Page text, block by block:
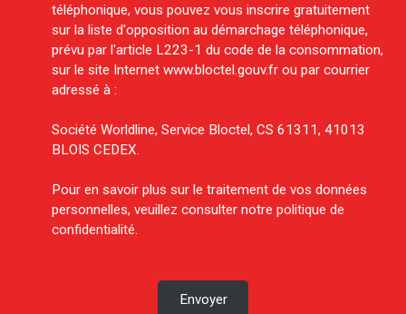
téléphonique, vous pouvez vous inscrire gratuitement
sur la liste d'opposition au démarchage téléphonique,
prévu par l'article L223-1 du code de la consommation,
sur le site Internet www.bloctel.gouv.fr ou par courrier
adressé à :
Société Worldline, Service Bloctel, CS 61311, 41013
BLOIS CEDEX.
Pour en savoir plus sur le traitement de vos données
personnelles, veuillez consulter notre politique de
confidentialité.
Envoyer